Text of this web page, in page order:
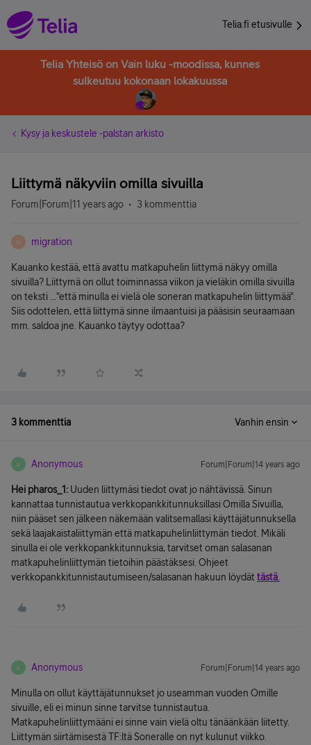
Telia.fi etusivulle
Telia Yhteisö on Vain luku -moodissa, kunnes
sulkeutuu kokonaan lokakuussa
Kysy ja keskustele -palstan arkisto
Liittymä näkyviin omilla sivuilla
Forum|Forum|11 years ago 3 kommenttia
M migration
Kauanko kestää, että avattu matkapuhelin liittymä näkyy omilla
sivuilla? Liittymä on ollut toiminnassa viikon ja vieläkin omilla sivuilla
on teksti ..."että minulla ei vielä ole soneran matkapuhelin liittymää".
Siis odottelen, että liittymä sinne ilmaantuisi ja pääsisin seuraamaan
mm. saldoa jne. Kauanko täytyy odottaa?
3 kommenttia Vanhin ensin
A Anonymous Forum|Forum|14 years ago
Hei pharos_1: Uuden liittymäsi tiedot ovat jo nähtävissä. Sinun
kannattaa tunnistautua verkkopankkitunnuksillasi Omilla Sivuilla,
niin pääset sen jälkeen näkemään valitsemallasi käyttäjätunnuksella
sekä laajakaistaliittymän että matkapuhelinliittymän tiedot. Mikäli
sinulla ei ole verkkopankkitunnuksia, tarvitset oman salasanan
matkapuhelinliittymän tietoihin päästäksesi. Ohjeet
verkkopankkitunnistautumiseen/salasanan hakuun löydät tästä
A Anonymous Forum|Forum|14 years ago
Minulla on ollut käyttäjätunnukset jo useamman vuoden Omille
sivuille, eli ei minun sinne tarvitse tunnistautua.
Matkapuhelinliittymääni ei sinne vain vielä oltu tänäänkään liitetty.
Liittymän siirtämisestä TF:ltä Soneralle on nyt kulunut viikko.